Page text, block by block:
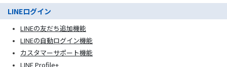
LINEログイン
LINEの友だち追加機能
LINEの自動ログイン機能
カスタマーサポート機能
LINE Profile+